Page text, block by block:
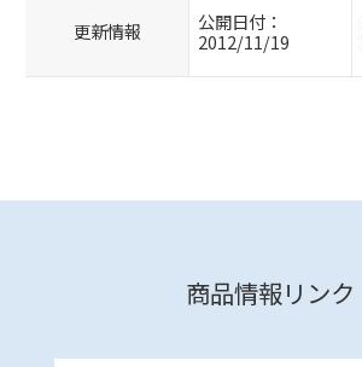
更新情報
公開日付：
2012/11/19
商品情報リンク